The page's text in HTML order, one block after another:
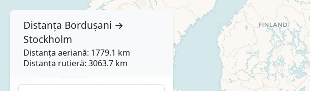
Distanța Bordușani →
Stockholm
Distanța aeriană: 1779.1 km
Distanța rutieră: 3063.7 km